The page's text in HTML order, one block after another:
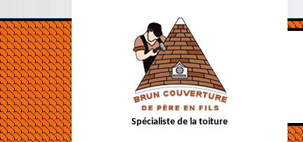
Spécialiste de la toiture